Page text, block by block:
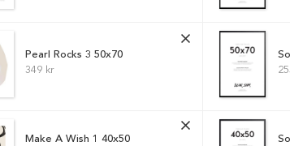
Pearl Rocks 3 50x70
349 kr
Make A Wish 1 40x50